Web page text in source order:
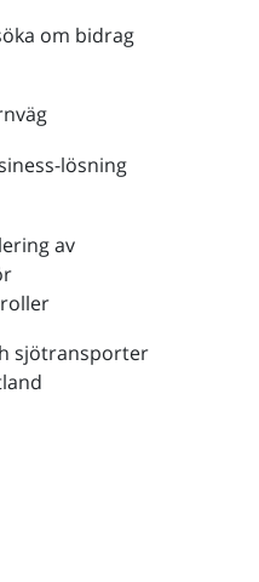
om bidrag
lösning
av
sjötransporter